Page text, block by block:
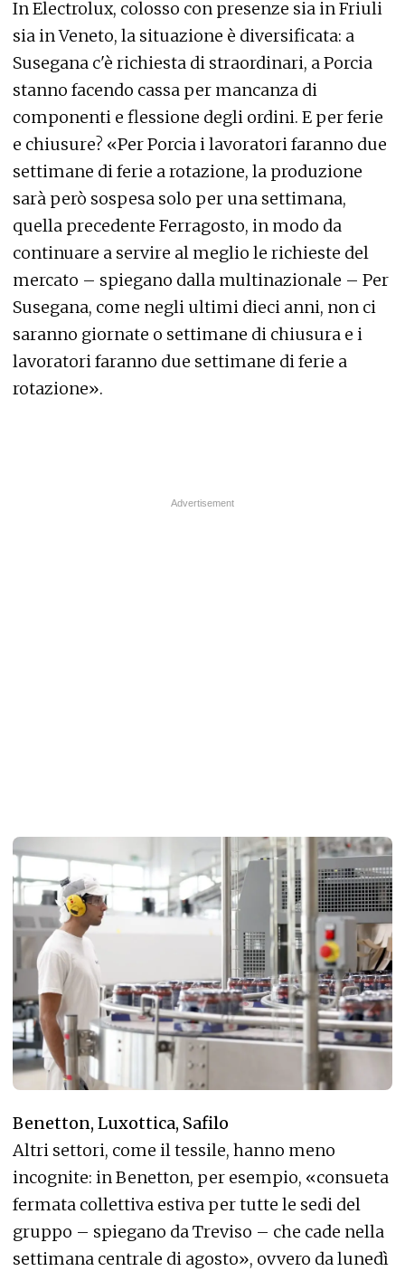
In Electrolux, colosso con presenze sia in Friuli
sia in Veneto, la situazione è diversificata: a
Susegana c'è richiesta di straordinari, a Porcia
stanno facendo cassa per mancanza di
componenti e flessione degli ordini. E per ferie
e chiusure? «Per Porcia i lavoratori faranno due
settimane di ferie a rotazione, la produzione
sarà però sospesa solo per una settimana,
quella precedente Ferragosto, in modo da
continuare a servire al meglio le richieste del
mercato – spiegano dalla multinazionale – Per
Susegana, come negli ultimi dieci anni, non ci
saranno giornate o settimane di chiusura e i
lavoratori faranno due settimane di ferie a
rotazione».
Benetton, Luxottica, Safilo
Altri settori, come il tessile, hanno meno
incognite: in Benetton, per esempio, «consueta
fermata collettiva estiva per tutte le sedi del
gruppo – spiegano da Treviso – che cade nella
settimana centrale di agosto», ovvero da lunedì